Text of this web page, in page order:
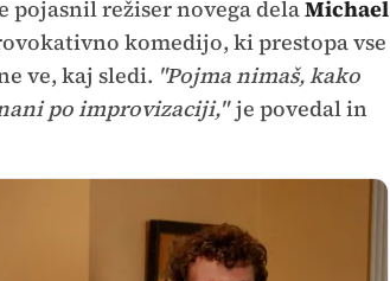
pojasnil režiser novega delaMichael
komedijo, ki prestopa vse
ve, kaj sledi. "Pojma nimaš, kako
po improvizaciji,"je povedal in